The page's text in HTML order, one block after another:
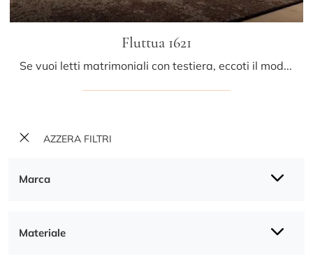
AZZERA FILTRI
Marca
Materiale
Fluttua 1621
Se vuoi letti matrimoniali con testiera, eccoti il modello Fluttua 1621 in legno per completare la zona notte.